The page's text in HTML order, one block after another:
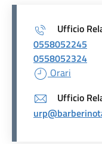
Ufficio
0558052245
0558052324
Orari
Ufficio